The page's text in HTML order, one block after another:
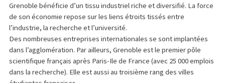
Grenoble bénéficie d’un tissu industriel riche et diversifié. La force
de son économie repose sur les liens étroits tissés entre
l’industrie, la recherche et l’université.
Des nombreuses entreprises internationales se sont implantées
dans l’agglomération. Par ailleurs, Grenoble est le premier pôle
scientifique français après Paris-Ile de France (avec 25 000 emplois
dans la recherche). Elle est aussi au troisième rang des villes